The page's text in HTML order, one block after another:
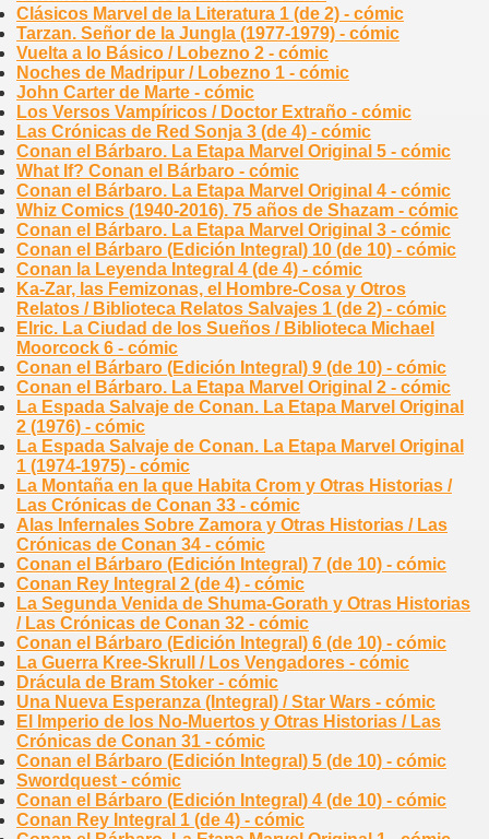
Clásicos Marvel de la Literatura 1 (de 2) - cómic
Tarzan. Señor de la Jungla (1977-1979) - cómic
Vuelta a lo Básico / Lobezno 2 - cómic
Noches de Madripur / Lobezno 1 - cómic
John Carter de Marte - cómic
Los Versos Vampíricos / Doctor Extraño - cómic
Las Crónicas de Red Sonja 3 (de 4) - cómic
Conan el Bárbaro. La Etapa Marvel Original 5 - cómic
What If? Conan el Bárbaro - cómic
Conan el Bárbaro. La Etapa Marvel Original 4 - cómic
Whiz Comics (1940-2016). 75 años de Shazam - cómic
Conan el Bárbaro. La Etapa Marvel Original 3 - cómic
Conan el Bárbaro (Edición Integral) 10 (de 10) - cómic
Conan la Leyenda Integral 4 (de 4) - cómic
Ka-Zar, las Femizonas, el Hombre-Cosa y Otros
Relatos / Biblioteca Relatos Salvajes 1 (de 2) - cómic
Elric. La Ciudad de los Sueños / Biblioteca Michael
Moorcock 6 - cómic
Conan el Bárbaro (Edición Integral) 9 (de 10) - cómic
Conan el Bárbaro. La Etapa Marvel Original 2 - cómic
La Espada Salvaje de Conan. La Etapa Marvel Original
2 (1976) - cómic
La Espada Salvaje de Conan. La Etapa Marvel Original
1 (1974-1975) - cómic
La Montaña en la que Habita Crom y Otras Historias /
Las Crónicas de Conan 33 - cómic
Alas Infernales Sobre Zamora y Otras Historias / Las
Crónicas de Conan 34 - cómic
Conan el Bárbaro (Edición Integral) 7 (de 10) - cómic
Conan Rey Integral 2 (de 4) - cómic
La Segunda Venida de Shuma-Gorath y Otras Historias
/ Las Crónicas de Conan 32 - cómic
Conan el Bárbaro (Edición Integral) 6 (de 10) - cómic
La Guerra Kree-Skrull / Los Vengadores - cómic
Drácula de Bram Stoker - cómic
Una Nueva Esperanza (Integral) / Star Wars - cómic
El Imperio de los No-Muertos y Otras Historias / Las
Crónicas de Conan 31 - cómic
Conan el Bárbaro (Edición Integral) 5 (de 10) - cómic
Swordquest - cómic
Conan el Bárbaro (Edición Integral) 4 (de 10) - cómic
Conan Rey Integral 1 (de 4) - cómic